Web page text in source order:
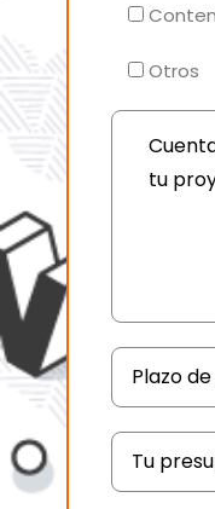
Otros